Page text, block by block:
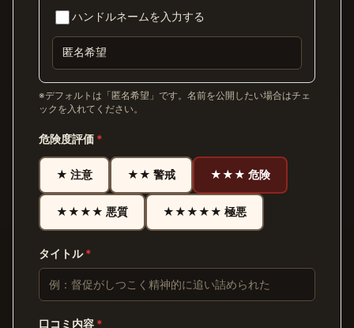
ハンドルネームを入力する
※デフォルトは「匿名希望」です。名前を公開したい場合はチェ
ックを入れてください。
危険度評価 *
★ 注意 ★★ 警戒 ★★★ 危険
★★★★ 悪質 ★★★★★ 極悪
タイトル*
口コミ内容 *